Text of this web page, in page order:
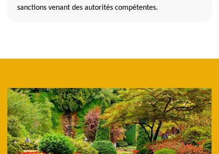
sanctions venant des autorités compétentes.